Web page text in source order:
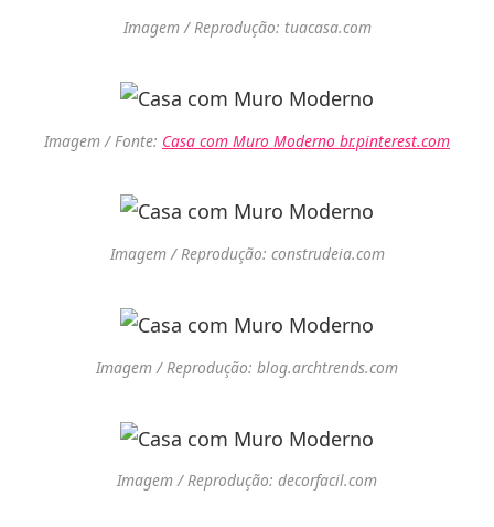
Imagem / Reprodução: tuacasa.com
Imagem / Fonte: Casa com Muro Moderno br.pinterest.com
Imagem / Reprodução: construdeia.com
Imagem / Reprodução: blog.archtrends.com
Imagem / Reprodução: decorfacil.com